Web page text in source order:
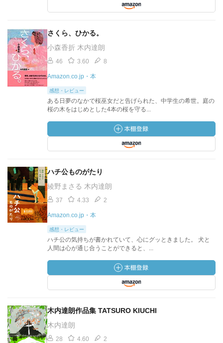
さくら、ひかる。
小森香折 木内達朗
46 3.60 8
Amazon.co.jp・本
感想・レビュー
ある日夢のなかで桜巫女だと告げられた、中学生の希世。庭の
桜の木をはじめとした4本の桜を守る...
ハチ公ものがたり
綾野まさる 木内達朗
37 4.33 2
Amazon.co.jp・本
感想・レビュー
ハチ公の気持ちが書かれていて、心にグッときました。 犬と
人間は心が通じ合うことができると、...
木内達朗作品集 TATSURO KIUCHI
木内達朗
28 4.60 2